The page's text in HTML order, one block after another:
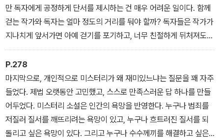
만 독자에게 공정하게 단서를 제시하는 건 매우 어려운 일이다. 함께
걷는 작가와 독자는 얼마 정도의 거리를 둬야 할까? 독자들은 작가가
지나치게 앞서가면 아예 걷기를 포기하고, 너무 친절하게 뒤처져도
역시 읽기를 포기한다.
_<3-10, 정정당당한 게임을 위해 : 독자에의 도전> 중에서
P.278
마지막으로, 개인적으로 미스터리가 왜 재미있느냐는 질문을 꽤 자주
들었다. 제법 오랫동안 고민했고, 스스로 만족스러운 답 하나를 만들
어두었다. 미스터리 소설은 인간의 욕망을 반영한다. 누구나 범죄를
저질러 질서를 깨뜨리려는 욕망이 있고, 누구나 흐트러진 질서를 되
돌리고 싶은 욕망이 있다. 그리고 누구나 수수께끼를 해결하고 싶은